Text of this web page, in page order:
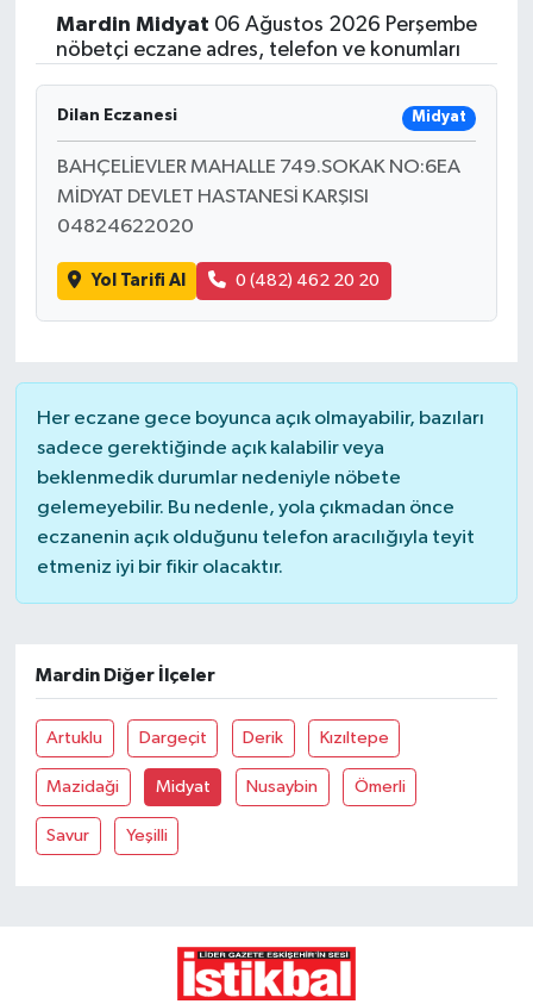
Mardin Midyat 06 Ağustos 2026 Perşembe
nöbetçi eczane adres, telefon ve konumları
Dilan Eczanesi Midyat
BAHÇELİEVLER MAHALLE 749.SOKAK NO:6EA
MİDYAT DEVLET HASTANESİ KARŞISI
04824622020
Yol Tarifi Al 0 (482) 462 20 20
Her eczane gece boyunca açık olmayabilir, bazıları
sadece gerektiğinde açık kalabilir veya
beklenmedik durumlar nedeniyle nöbete
gelemeyebilir. Bu nedenle, yola çıkmadan önce
eczanenin açık olduğunu telefon aracılığıyla teyit
etmeniz iyi bir fikir olacaktır.
Mardin Diğer İlçeler
Artuklu Dargeçit Derik Kızıltepe
Mazidaği Midyat Nusaybin Ömerli
Savur Yeşilli
Yaşam